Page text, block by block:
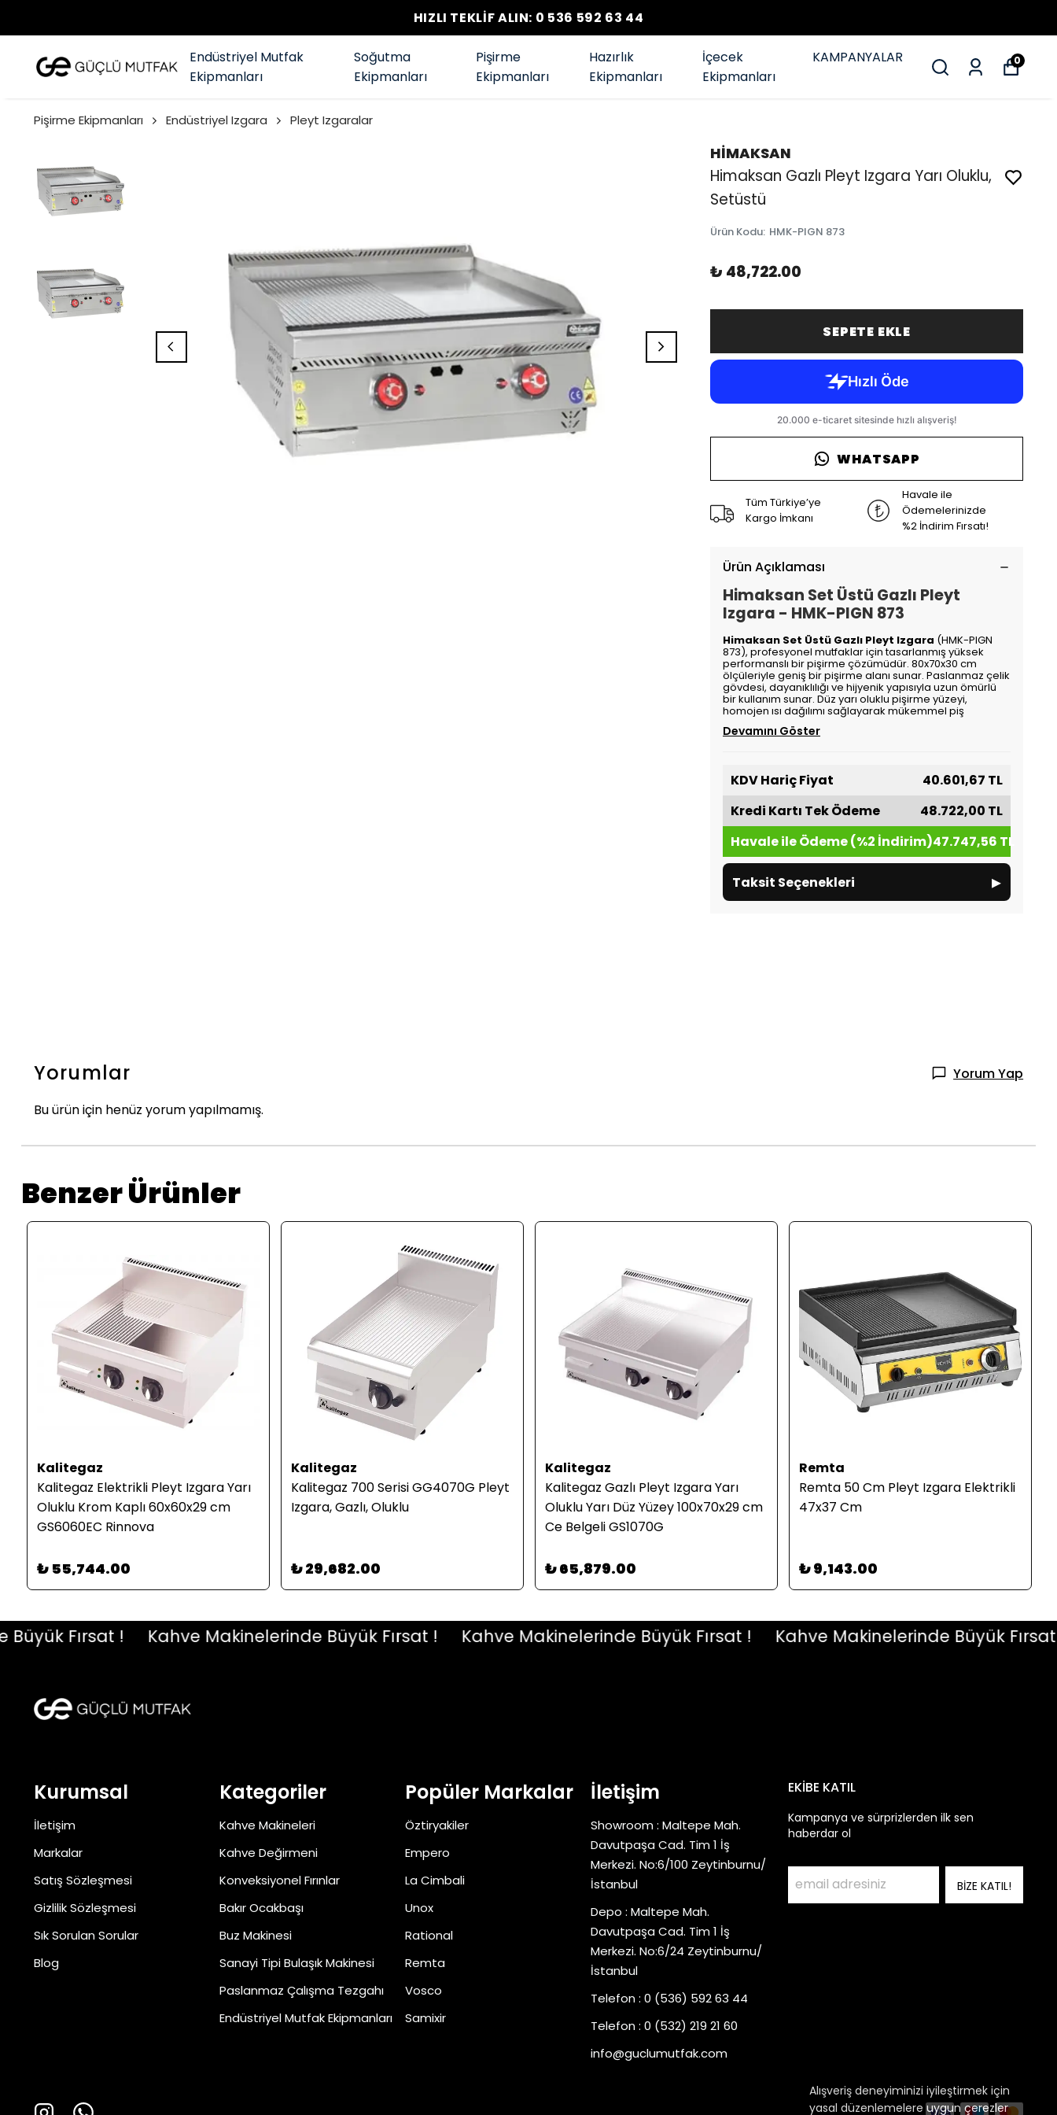
HIZLI TEKLİF ALIN: 0 536 592 63 44
Endüstriyel Mutfak
Ekipmanları
Soğutma
Ekipmanları
Pişirme
Ekipmanları
Hazırlık
Ekipmanları
İçecek
Ekipmanları
KAMPANYALAR 0
Alışveriş deneyiminizi iyileştirmek için
yasal düzenlemelere uygun çerezler
Pişirme Ekipmanları Endüstriyel Izgara Pleyt Izgaralar
HİMAKSAN
Himaksan Gazlı Pleyt Izgara Yarı Oluklu,
Setüstü
Ürün Kodu: HMK-PIGN 873
₺ 48,722.00
SEPETE EKLE
WHATSAPP
Tüm Türkiye’ye
Kargo İmkanı
Havale ile
Ödemelerinizde
%2 İndirim Fırsatı!
Ürün Açıklaması
Himaksan Set Üstü Gazlı Pleyt
Izgara - HMK-PIGN 873
Himaksan Set Üstü Gazlı Pleyt Izgara (HMK-PIGN
873), profesyonel mutfaklar için tasarlanmış yüksek
performanslı bir pişirme çözümüdür. 80x70x30 cm
ölçüleriyle geniş bir pişirme alanı sunar. Paslanmaz çelik
gövdesi, dayanıklılığı ve hijyenik yapısıyla uzun ömürlü
bir kullanım sunar. Düz yarı oluklu pişirme yüzeyi,
homojen ısı dağılımı sağlayarak mükemmel piş
Devamını Göster
KDV Hariç Fiyat
40.601,67 TL
Kredi Kartı Tek Ödeme
48.722,00 TL
Havale ile Ödeme (%2 İndirim)47.747,56 TL
Taksit Seçenekleri ▸
Yorumlar Yorum Yap
Bu ürün için henüz yorum yapılmamış.
Benzer Ürünler
Kalitegaz
Kalitegaz Elektrikli Pleyt Izgara Yarı
Oluklu Krom Kaplı 60x60x29 cm
GS6060EC Rinnova
₺ 55,744.00
Kalitegaz
Kalitegaz 700 Serisi GG4070G Pleyt
Izgara, Gazlı, Oluklu
₺ 29,682.00
Kalitegaz
Kalitegaz Gazlı Pleyt Izgara Yarı
Oluklu Yarı Düz Yüzey 100x70x29 cm
Ce Belgeli GS1070G
₺ 65,879.00
Remta
Remta 50 Cm Pleyt Izgara Elektrikli
47x37 Cm
₺ 9,143.00
Fırsat ! Kahve Makinelerinde Büyük Fırsat ! Kahve Makinelerinde Büyük Fırsat ! Kahve Makinelerinde Büyük Fırsat !
Kurumsal
İletişim
Markalar
Satış Sözleşmesi
Gizlilik Sözleşmesi
Sık Sorulan Sorular
Blog
Kategoriler
Kahve Makineleri
Kahve Değirmeni
Konveksiyonel Fırınlar
Bakır Ocakbaşı
Buz Makinesi
Sanayi Tipi Bulaşık Makinesi
Paslanmaz Çalışma Tezgahı
Endüstriyel Mutfak Ekipmanları
Popüler Markalar
Öztiryakiler
Empero
La Cimbali
Unox
Rational
Remta
Vosco
Samixir
İletişim
Showroom : Maltepe Mah.
Davutpaşa Cad. Tim 1 İş
Merkezi. No:6/100 Zeytinburnu/
İstanbul
Depo : Maltepe Mah.
Davutpaşa Cad. Tim 1 İş
Merkezi. No:6/24 Zeytinburnu/
İstanbul
Telefon : 0 (536) 592 63 44
Telefon : 0 (532) 219 21 60
info@guclumutfak.com
EKİBE KATIL
Kampanya ve sürprizlerden ilk sen
haberdar ol
BİZE KATIL!